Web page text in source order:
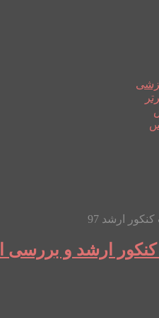
ارشد 97
کنکور ارشد و بررسی